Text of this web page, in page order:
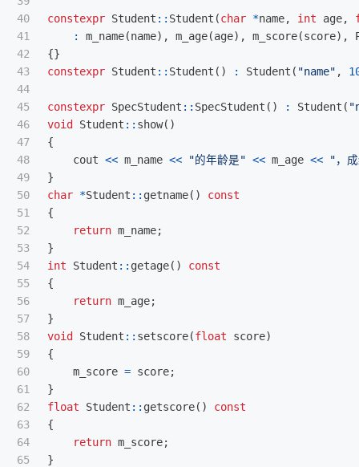
40
41
42
43
44
45
46
47
48
49
50
51
52
53
54
55
56
57
58
59
60
61
62
63
64
65
constexpr Student :: Student (char *name, int age,
:
m_name(name), m_age(age), m_score(score),
{}
constexpr Student :: Student () : Student ( "name" ,
constexpr SpecStudent :: SpecStudent () : Student (
void
Student :: show()
{
cout << m_name << "的年龄是" << m_age <<
"，
}
char *Student :: getname()
const
{
return m_name;
}
int
Student :: getage()
const
{
return m_age;
}
void
Student :: setscore(float score)
{
m_score = score;
}
float
Student :: getscore()
const
{
return m_score;
}